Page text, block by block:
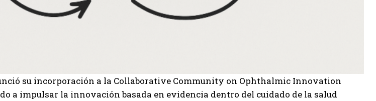
su incorporación a la Collaborative Community on Ophthalmic Innovation
a impulsar la innovación basada en evidencia dentro del cuidado de la salud